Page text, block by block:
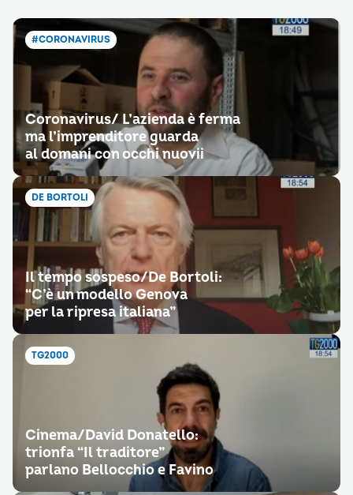
#CORONAVIRUS
Coronavirus/ L’azienda è ferma
ma l’imprenditore guarda
al domani con occhi nuovii
DE BORTOLI
Il tempo sospeso/De Bortoli:
“C’è un modello Genova
per la ripresa italiana”
TG2000
Cinema/David Donatello:
trionfa “Il traditore”
parlano Bellocchio e Favino